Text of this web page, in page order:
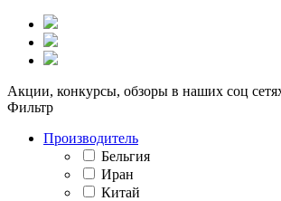
Акции, конкурсы, обзоры в наших соц
Фильтр
Производитель
Бельгия
Иран
Китай